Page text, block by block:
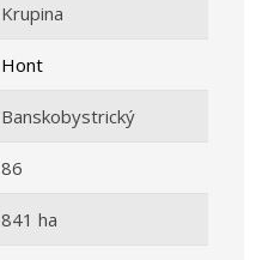
Krupina
Hont
Banskobystrický
86
841 ha